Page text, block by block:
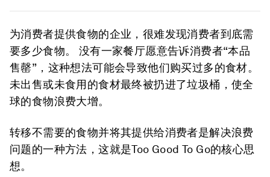
为消费者提供食物的企业，很难发现消费者到底需
要多少食物。 没有一家餐厅愿意告诉消费者“本品
售罄”，这种想法可能会导致他们购买过多的食材。
未出售或未食用的食材最终被扔进了垃圾桶，使全
球的食物浪费大增。
转移不需要的食物并将其提供给消费者是解决浪费
问题的一种方法，这就是Too Good To Go的核心思
想。